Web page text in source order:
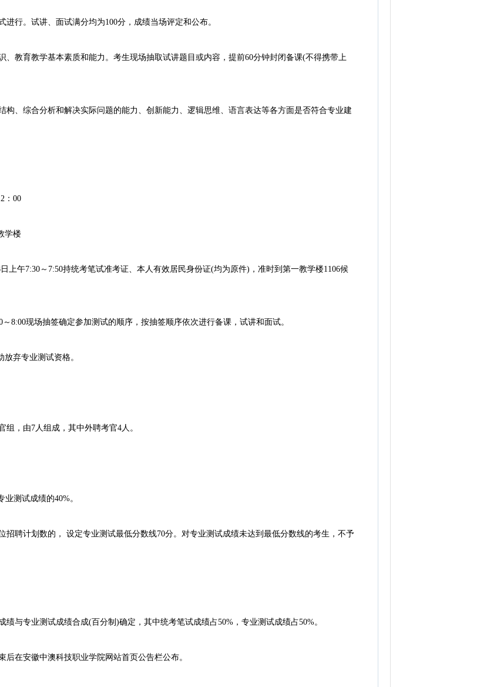
行。试讲、面试满分均为100分，成绩当场评定和公布。
教育教学基本素质和能力。考生现场抽取试讲题目或内容，提前60分钟封闭备课(不得携带上
、综合分析和解决实际问题的能力、创新能力、逻辑思维、语言表达等各方面是否符合专业建
：00
学楼
午7:30～7:50持统考笔试准考证、本人有效居民身份证(均为原件)，准时到第一教学楼1106候
现场抽签确定参加测试的顺序，按抽签顺序依次进行备课，试讲和面试。
弃专业测试资格。
，由7人组成，其中外聘考官4人。
测试成绩的40%。
聘计划数的， 设定专业测试最低分数线70分。对专业测试成绩未达到最低分数线的考生，不予
专业测试成绩合成(百分制)确定，其中统考笔试成绩占50%，专业测试成绩占50%。
在安徽中澳科技职业学院网站首页公告栏公布。